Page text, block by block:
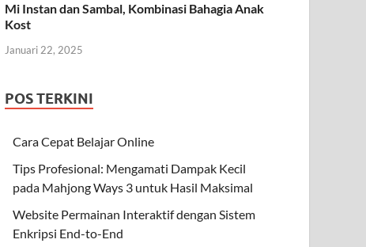
Mi Instan dan Sambal, Kombinasi Bahagia Anak
Kost
Januari 22, 2025
POS TERKINI
Cara Cepat Belajar Online
Tips Profesional: Mengamati Dampak Kecil
pada Mahjong Ways 3 untuk Hasil Maksimal
Website Permainan Interaktif dengan Sistem
Enkripsi End-to-End